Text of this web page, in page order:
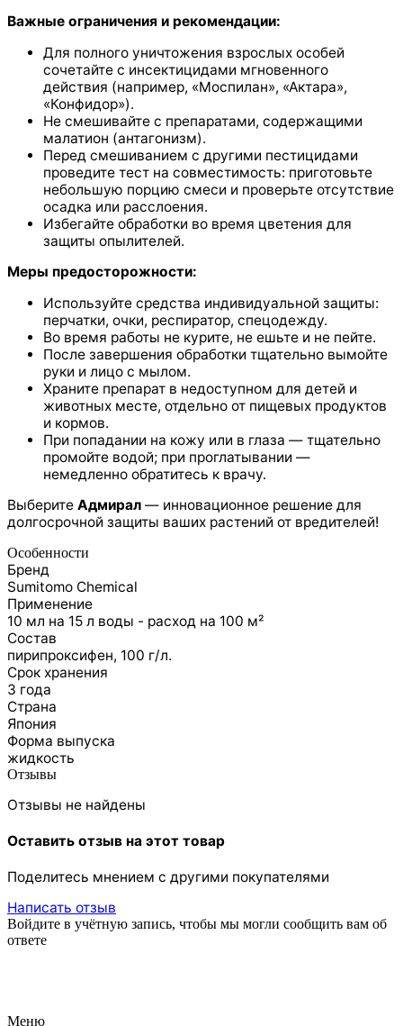
Важные ограничения и рекомендации:
Для полного уничтожения взрослых особей
сочетайте с инсектицидами мгновенного
действия (например, «Моспилан», «Актара»,
«Конфидор»).
Не смешивайте с препаратами, содержащими
малатион (антагонизм).
Перед смешиванием с другими пестицидами
проведите тест на совместимость: приготовьте
небольшую порцию смеси и проверьте отсутствие
осадка или расслоения.
Избегайте обработки во время цветения для
защиты опылителей.
Меры предосторожности:
Используйте средства индивидуальной защиты:
перчатки, очки, респиратор, спецодежду.
Во время работы не курите, не ешьте и не пейте.
После завершения обработки тщательно вымойте
руки и лицо с мылом.
Храните препарат в недоступном для детей и
животных месте, отдельно от пищевых продуктов
и кормов.
При попадании на кожу или в глаза — тщательно
промойте водой; при проглатывании —
немедленно обратитесь к врачу.
Выберите Адмирал — инновационное решение для
долгосрочной защиты ваших растений от вредителей!
Особенности
Бренд
Sumitomo Chemical
Применение
10 мл на 15 л воды - расход на 100 м²
Состав
пирипроксифен, 100 г/л.
Срок хранения
3 года
Страна
Япония
Форма выпуска
жидкость
Отзывы
Отзывы не найдены
Оставить отзыв на этот товар
Поделитесь мнением с другими покупателями
Написать отзыв
Войдите в учётную запись, чтобы мы могли сообщить вам об
ответе
Меню